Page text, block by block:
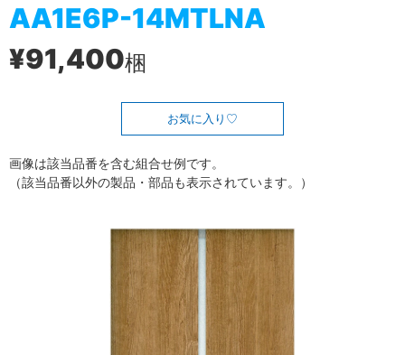
AA1E6P-14MTLNA
¥91,400梱
お気に入り
画像は該当品番を含む組合せ例です。
（該当品番以外の製品・部品も表示されています。）